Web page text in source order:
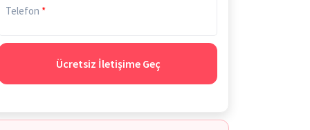
Telefon
Ücretsiz İletişime Geç